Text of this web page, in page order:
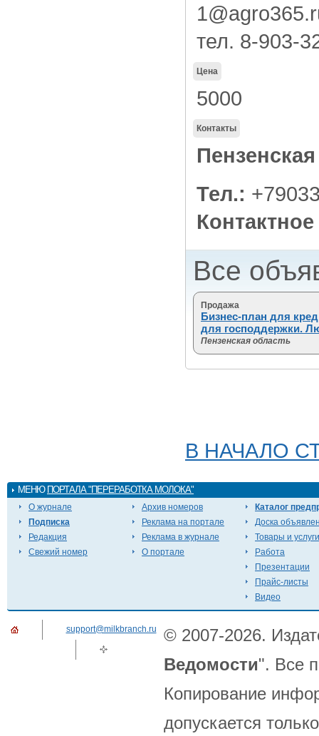
тел. 8-903-
Цена
5000
Контакты
Тел.:
Все
Продажа
Бизнес-план для
для господдержки.
Пензенская область
В НАЧАЛО
МЕНЮ ПОРТАЛА "ПЕРЕРАБОТКА МОЛОКА"
О журнале
Подписка
Редакция
Свежий номер
Архив номеров
Реклама на портале
Реклама в журнале
О портале
Каталог
Доска
Товары и услуги
Работа
Презентации
Прайс-листы
Видео
support@milkbranch.ru
© 2007-2026.
Ведомости". Все
Копирование
допускается